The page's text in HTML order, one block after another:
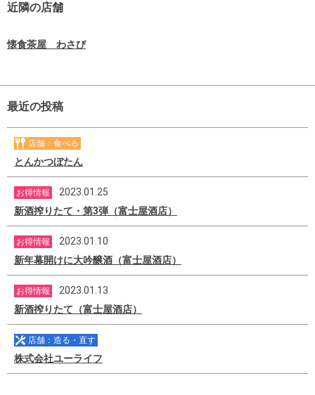
近隣の店舗
懐食茶屋 わさび
最近の投稿
店舗：食べる
とんかつぼたん
お得情報
2023.01.25
新酒搾りたて・第3弾（富士屋酒店）
お得情報
2023.01.10
新年幕開けに大吟醸酒（富士屋酒店）
お得情報
2023.01.13
新酒搾りたて（富士屋酒店）
店舗：造る・直す
株式会社ユーライフ